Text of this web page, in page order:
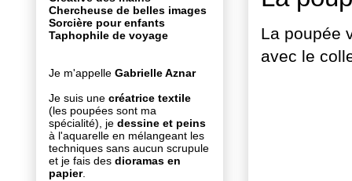
La poupée
avec le
Chercheuse de belles images
Sorcière pour enfants
Taphophile de voyage
Je m'appelle Gabrielle Aznar
Je suis une créatrice textile
(les poupées sont ma
spécialité), je dessine et peins
à l'aquarelle en mélangeant les
techniques sans aucun scrupule
et je fais des dioramas en
papier.